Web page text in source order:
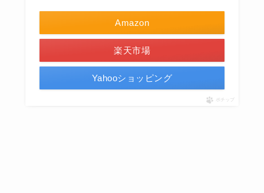
Amazon
楽天市場
Yahooショッピング
ポチップ